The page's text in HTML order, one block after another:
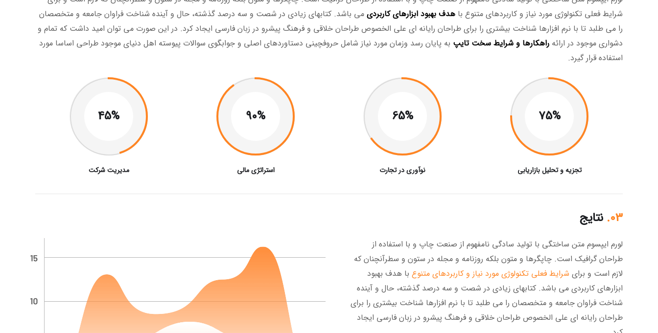
شرایط فعلی تکنولوژی مورد نیاز و کاربردهای متنوع با هدف بهبود ابزارهای کاربردی می باشد. کتابهای زیادی در شصت و سه درصد گذشته، حال و آینده شناخت فراوان جامعه و متخصصان
را می طلبد تا با نرم افزارها شناخت بیشتری را برای طراحان رایانه ای علی الخصوص طراحان خلاقی و فرهنگ پیشرو در زبان فارسی ایجاد کرد. در این صورت می توان امید داشت که تمام و
دشواری موجود در ارائه راهکارها و شرایط سخت تایپ به پایان رسد وزمان مورد نیاز شامل حروفچینی دستاوردهای اصلی و جوابگوی سوالات پیوسته اهل دنیای موجود طراحی اساسا مورد
استفاده قرار گیرد.
75%
تجزیه و تحلیل بازاریابی
65%
نوآوری در تجارت
90%
استراتژی مالی
45%
مدیریت شرکت
03. نتایج
لورم ایپسوم متن ساختگی با تولید سادگی نامفهوم از صنعت چاپ و با استفاده از
طراحان گرافیک است. چاپگرها و متون بلکه روزنامه و مجله در ستون و سطرآنچنان که
لازم است و برای شرایط فعلی تکنولوژی مورد نیاز و کاربردهای متنوع با هدف بهبود
ابزارهای کاربردی می باشد. کتابهای زیادی در شصت و سه درصد گذشته، حال و آینده
شناخت فراوان جامعه و متخصصان را می طلبد تا با نرم افزارها شناخت بیشتری را برای
طراحان رایانه ای علی الخصوص طراحان خلاقی و فرهنگ پیشرو در زبان فارسی ایجاد